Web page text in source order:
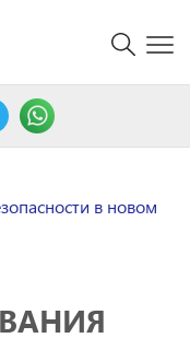
в новом